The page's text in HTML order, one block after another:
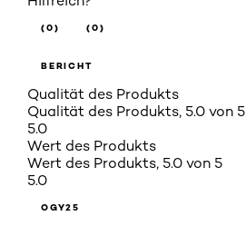
(0) (0)
BERICHT
Qualität des Produkts
Qualität des Produkts, 5.0 von 5
5.0
Wert des Produkts
Wert des Produkts, 5.0 von 5
5.0
OGY25